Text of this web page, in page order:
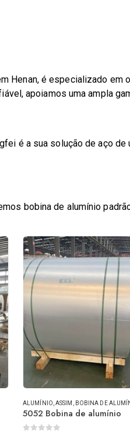
Henan, é especializado em
apoiamos uma ampla
é a sua solução de aço de
bobina de alumínio
ALUMÍNIO, ASSIM, BOBINA DE
5052 Bobina de alumínio